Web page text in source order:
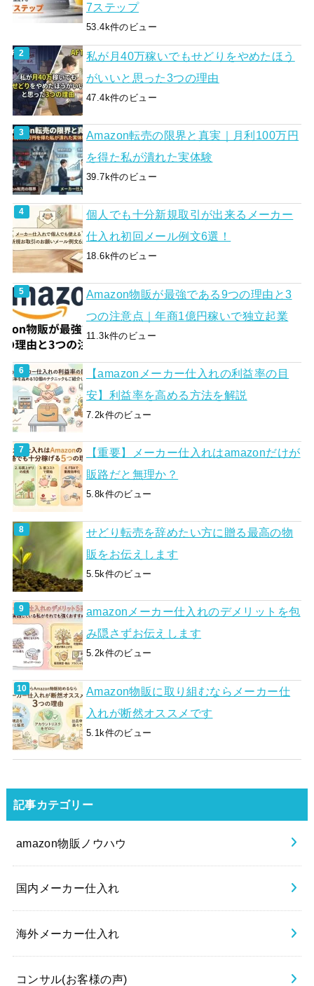
7ステップ
53.4k件のビュー
私が月40万稼いでもせどりをやめたほう
がいいと思った3つの理由
47.4k件のビュー
Amazon転売の限界と真実｜月利100万円
を得た私が潰れた実体験
39.7k件のビュー
個人でも十分新規取引が出来るメーカー
仕入れ初回メール例文6選！
18.6k件のビュー
Amazon物販が最強である9つの理由と3
つの注意点｜年商1億円稼いで独立起業
11.3k件のビュー
【amazonメーカー仕入れの利益率の目
安】利益率を高める方法を解説
7.2k件のビュー
【重要】メーカー仕入れはamazonだけが
販路だと無理か？
5.8k件のビュー
せどり転売を辞めたい方に贈る最高の物
販をお伝えします
5.5k件のビュー
amazonメーカー仕入れのデメリットを包
み隠さずお伝えします
5.2k件のビュー
Amazon物販に取り組むならメーカー仕
入れが断然オススメです
5.1k件のビュー
記事カテゴリー
amazon物販ノウハウ
国内メーカー仕入れ
海外メーカー仕入れ
コンサル(お客様の声)